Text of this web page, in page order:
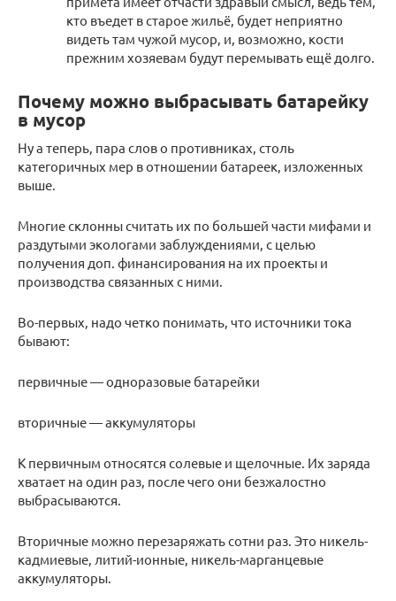
кто въедет в старое жильё, будет неприятно
видеть там чужой мусор, и, возможно, кости
прежним хозяевам будут перемывать ещё долго.
Почему можно выбрасывать батарейку
в мусор
Ну а теперь, пара слов о противниках, столь
категоричных мер в отношении батареек, изложенных
выше.
Многие склонны считать их по большей части мифами и
раздутыми экологами заблуждениями, с целью
получения доп. финансирования на их проекты и
производства связанных с ними.
Во-первых, надо четко понимать, что источники тока
бывают:
первичные — одноразовые батарейки
вторичные — аккумуляторы
К первичным относятся солевые и щелочные. Их заряда
хватает на один раз, после чего они безжалостно
выбрасываются.
Вторичные можно перезаряжать сотни раз. Это никель-
кадмиевые, литий-ионные, никель-марганцевые
аккумуляторы.